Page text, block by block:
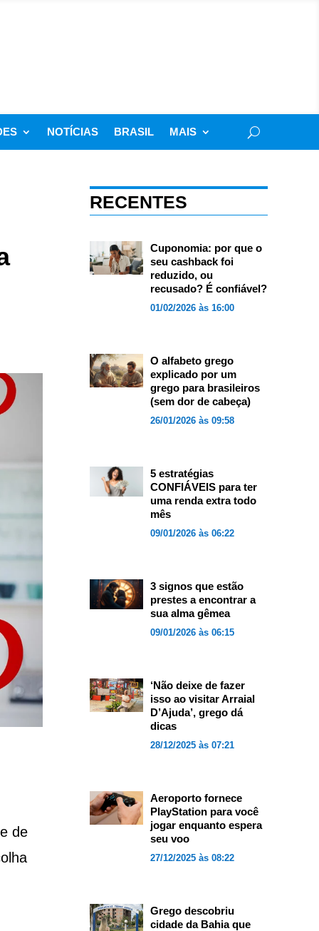
NOTÍCIAS BRASIL MAIS
de
RECENTES
Cuponomia: por que o
seu cashback foi
reduzido, ou
recusado? É confiável?
01/02/2026 às 16:00
O alfabeto grego
explicado por um
grego para brasileiros
(sem dor de cabeça)
26/01/2026 às 09:58
5 estratégias
CONFIÁVEIS para ter
uma renda extra todo
mês
09/01/2026 às 06:22
3 signos que estão
prestes a encontrar a
sua alma gêmea
09/01/2026 às 06:15
‘Não deixe de fazer
isso ao visitar Arraial
D’Ajuda’, grego dá
dicas
28/12/2025 às 07:21
Aeroporto fornece
PlayStation para você
jogar enquanto espera
seu voo
27/12/2025 às 08:22
Grego descobriu
cidade da Bahia que